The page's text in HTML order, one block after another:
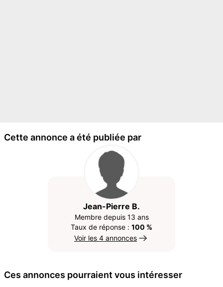
Cette annonce a été publiée par
Jean-Pierre B.
Membre depuis 13 ans
Taux de réponse : 100 %
Voir les 4 annonces
Ces annonces pourraient vous intéresser